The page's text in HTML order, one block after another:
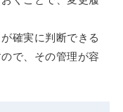
確実に判断できる
で、その管理が容